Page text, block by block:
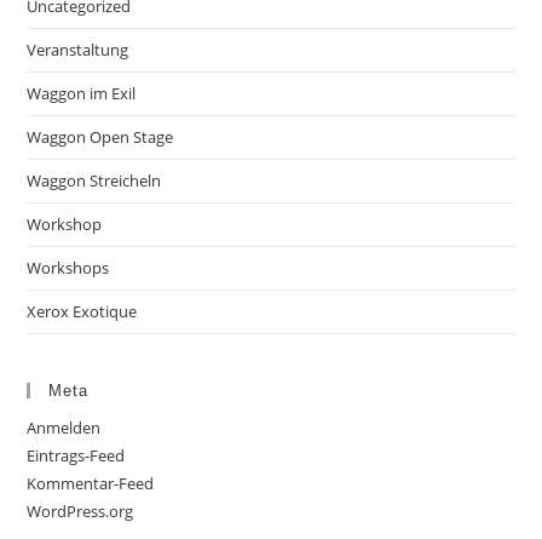
Uncategorized
Veranstaltung
Waggon im Exil
Waggon Open Stage
Waggon Streicheln
Workshop
Workshops
Xerox Exotique
Meta
Anmelden
Eintrags-Feed
Kommentar-Feed
WordPress.org